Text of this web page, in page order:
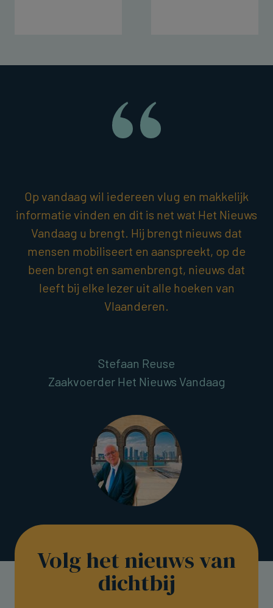
Op vandaag wil iedereen vlug en makkelijk
informatie vinden en dit is net wat Het Nieuws
Vandaag u brengt. Hij brengt nieuws dat
mensen mobiliseert en aanspreekt, op de
been brengt en samenbrengt, nieuws dat
leeft bij elke lezer uit alle hoeken van
Vlaanderen.
Stefaan Reuse
Zaakvoerder Het Nieuws Vandaag
Volg het nieuws van
dichtbij